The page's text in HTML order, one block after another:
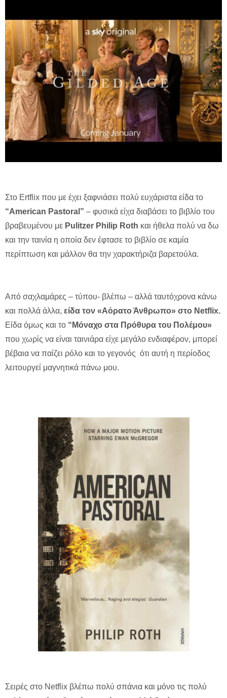
Στο Ertflix που με έχει ξαφνιάσει πολύ ευχάριστα είδα το
“American Pastoral” – φυσικά είχα διαβάσει το βιβλίο του
βραβευμένου με Pulitzer Philip Roth και ήθελα πολύ να δω
και την ταινία η οποία δεν έφτασε το βιβλίο σε καμία
περίπτωση και μάλλον θα την χαρακτήριζα βαρετούλα.
Από σαχλαμάρες – τύπου- βλέπω – αλλά ταυτόχρονα κάνω
και πολλά άλλα, είδα τον «Αόρατο Άνθρωπο» στο Netflix.
Eίδα όμως και το “Μόναχο στα Πρόθυρα του Πολέμου»
που χωρίς να είναι ταινιάρα είχε μεγάλο ενδιαφέρον, μπορεί
βέβαια να παίζει ρόλο και το γεγονός ότι αυτή η περίοδος
λειτουργεί μαγνητικά πάνω μου.
Σειρές στο Netflix βλέπω πολύ σπάνια και μόνο τις πολύ